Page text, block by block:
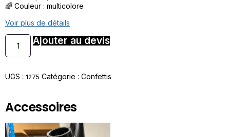
🌈 Couleur : multicolore
Voir plus de détails
Ajouter au devis
UGS : 1275 Catégorie : Confettis
Accessoires